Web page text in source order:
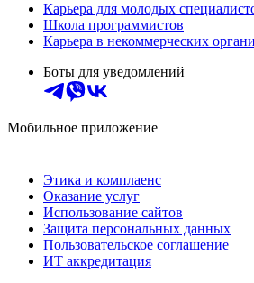
Карьера для молодых
Школа программистов
Карьера в некоммерческих
Боты для уведомлений
Мобильное приложение
Этика и комплаенс
Оказание услуг
Использование сайтов
Защита персональных данных
Пользовательское соглашение
ИТ аккредитация